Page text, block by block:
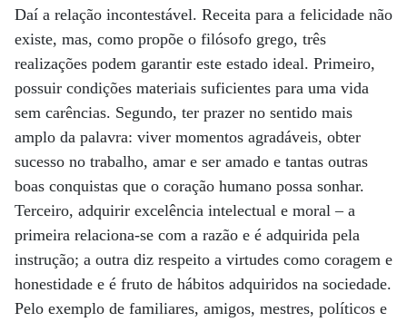
Daí a relação incontestável. Receita para a felicidade não
existe, mas, como propõe o filósofo grego, três
realizações podem garantir este estado ideal. Primeiro,
possuir condições materiais suficientes para uma vida
sem carências. Segundo, ter prazer no sentido mais
amplo da palavra: viver momentos agradáveis, obter
sucesso no trabalho, amar e ser amado e tantas outras
boas conquistas que o coração humano possa sonhar.
Terceiro, adquirir excelência intelectual e moral – a
primeira relaciona-se com a razão e é adquirida pela
instrução; a outra diz respeito a virtudes como coragem e
honestidade e é fruto de hábitos adquiridos na sociedade.
Pelo exemplo de familiares, amigos, mestres, políticos e